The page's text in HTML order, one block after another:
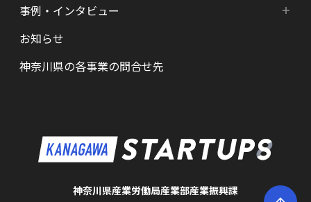
SHINみなとみらい
KID
シード期支援（事業創出段階）
アーリー期支援（事業拡大段階）
メンター・サポーターの紹介
HATSU-SHIN の支援拠点
県内の支援拠点・コミュニティー
特区制度（国家戦略特区等）
ロボット産業・宇宙関連産業
新着情報
カレンダー
事例・インタビュー
インタビュー（一覧）
お知らせ
神奈川県の各事業の問合せ先
神奈川県産業労働局産業部産業振興課